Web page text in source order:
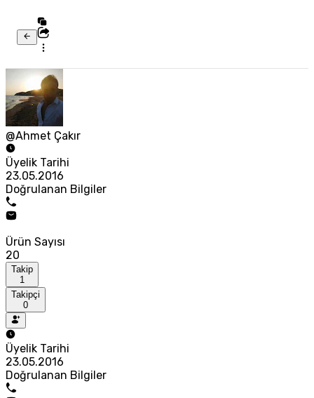
@Ahmet Çakır
Üyelik Tarihi
23.05.2016
Doğrulanan Bilgiler
Ürün Sayısı
20
Takip
1
Takipçi
0
Üyelik Tarihi
23.05.2016
Doğrulanan Bilgiler